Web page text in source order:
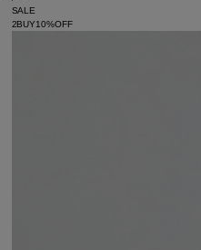
SALE
2BUY10%OFF